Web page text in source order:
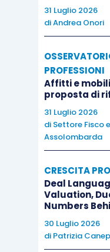
31 Luglio 2026
diAndrea Onori
PROFESSIONI
Affitti e
proposta di
31 Luglio 2026
di Settore Fisco
Assolombarda
CRESCITA
Deal
Valuation,
Numbers
30 Luglio 2026
di Patrizia